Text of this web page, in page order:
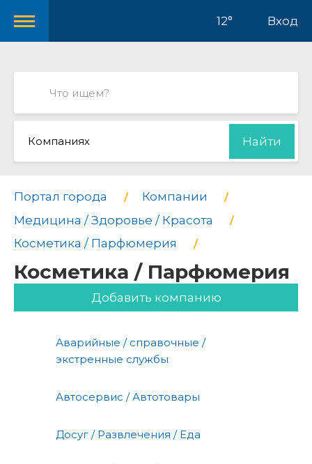
12° Вход
Компаниях Найти
Портал города
Компании
Медицина / Здоровье / Красота
Косметика / Парфюмерия
Косметика / Парфюмерия
Добавить компанию
Аварийные / справочные /
экстренные службы
Автосервис / Автотовары
Досуг / Развлечения / Еда